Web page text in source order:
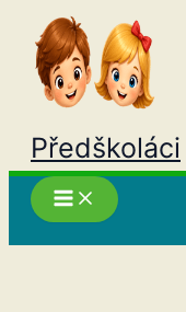
Přeskočit
obsah
Předškoláci